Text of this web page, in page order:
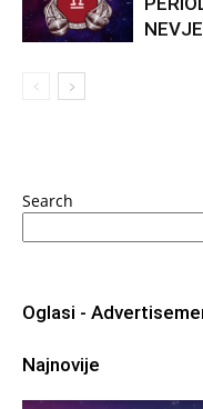
Search
Oglasi -
Najnovije